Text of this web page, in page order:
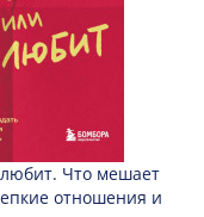
Что мешает
отношения и